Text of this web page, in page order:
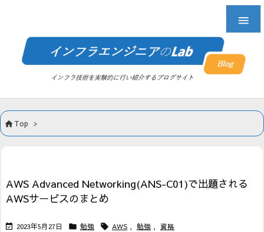

Top >
AWS Advanced Networking(ANS-C01)で出題される
AWSサービスのまとめ
 2023年5月27日  勉強  AWS , 勉強 , 資格